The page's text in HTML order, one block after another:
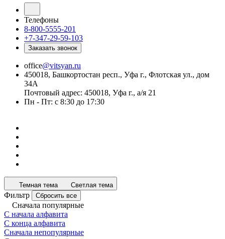
Телефоны
8-800-5555-201
+7-347-29-59-103
Заказать звонок
office@vitsyan.ru
450018, Башкортостан респ., Уфа г., Флотская ул., дом
34А
Почтовый адрес: 450018, Уфа г., а/я 21
Пн - Пт: с 8:30 до 17:30
Темная тема Светлая тема
Фильтр Сбросить все
Сначала популярные
С начала алфавита
С конца алфавита
Сначала непопулярные